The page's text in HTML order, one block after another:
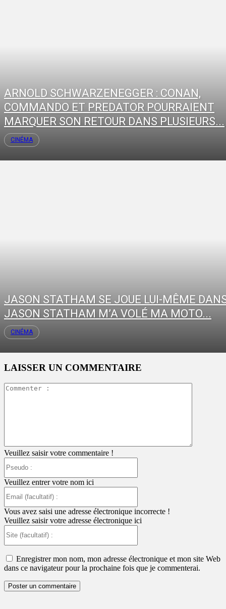
ARNOLD SCHWARZENEGGER : CONAN,
COMMANDO ET PREDATOR POURRAIENT
MARQUER SON RETOUR DANS PLUSIEURS...
CINÉMA
JASON STATHAM SE JOUE LUI-MÊME
JASON STATHAM M’A VOLÉ MA MOTO...
CINÉMA
LAISSER UN COMMENTAIRE
Veuillez saisir votre commentaire !
Veuillez entrer votre nom ici
:
Vous avez saisi une adresse électronique incorrecte !
Veuillez saisir votre adresse électronique ici
:
Enregistrer mon nom, mon adresse électronique et mon site Web
dans ce navigateur pour la prochaine fois que je commenterai.